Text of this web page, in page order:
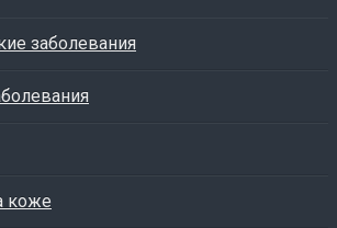
заболевания
коже